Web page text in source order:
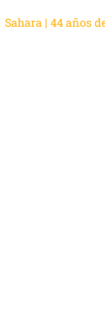
Sahara | 44 años